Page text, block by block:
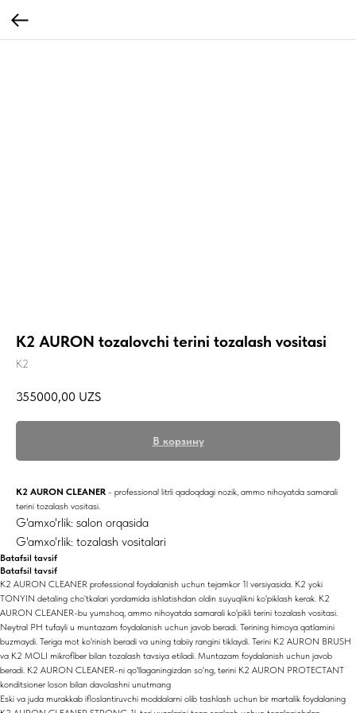
K2 AURON tozalovchi terini tozalash vositasi
K2
355000,00 UZS
В корзину
K2 AURON CLEANER - professional litrli qadoqdagi nozik, ammo nihoyatda samarali
terini tozalash vositasi.
G'amxo'rlik: salon orqasida
G'amxo'rlik: tozalash vositalari
Batafsil tavsif
Batafsil tavsif
K2 AURON CLEANER professional foydalanish uchun tejamkor 1l versiyasida. K2 yoki
TONYIN detaling cho'tkalari yordamida ishlatishdan oldin suyuqlikni ko'piklash kerak. K2
AURON CLEANER-bu yumshoq, ammo nihoyatda samarali ko'pikli terini tozalash vositasi.
Neytral PH tufayli u muntazam foydalanish uchun javob beradi. Terining himoya qatlamini
buzmaydi. Teriga mot ko'rinish beradi va uning tabiiy rangini tiklaydi. Terini K2 AURON BRUSH
va K2 MOLI mikrofiber bilan tozalash tavsiya etiladi. Muntazam foydalanish uchun javob
beradi. K2 AURON CLEANER-ni qo'llaganingizdan so'ng, terini K2 AURON PROTECTANT
konditsioner loson bilan davolashni unutmang
Eski va juda murakkab ifloslantiruvchi moddalarni olib tashlash uchun bir martalik foydalaning